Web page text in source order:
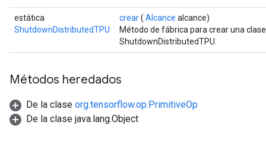
estática
ShutdownDistributedTPU
crear( Alcance alcance)
Método de fábrica para crear una
ShutdownDistributedTPU.
Métodos heredados
De la clase org.tensorflow.op.PrimitiveOp
De la clase java.lang.Object